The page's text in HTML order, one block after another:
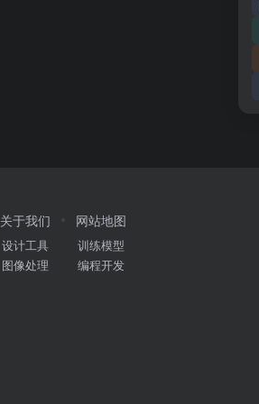
关于我们
设计工具
图像处理
网站地图
训练模型
编程开发